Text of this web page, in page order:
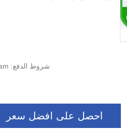
شروط الدفع: L/C، D/A، D/P، T/T، Western Union، MoneyGram
احصل على افضل سعر